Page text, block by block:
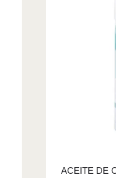
ACEITE DE